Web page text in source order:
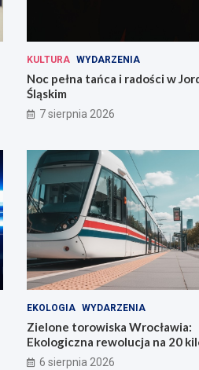
KULTURA WYDARZENIA
Noc pełna tańca i radości w
Śląskim
7 sierpnia 2026
EKOLOGIA WYDARZENIA
Zielone torowiska Wrocławia:
Ekologiczna rewolucja na 20
6 sierpnia 2026